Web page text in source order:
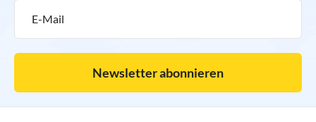
Newsletter abonnieren